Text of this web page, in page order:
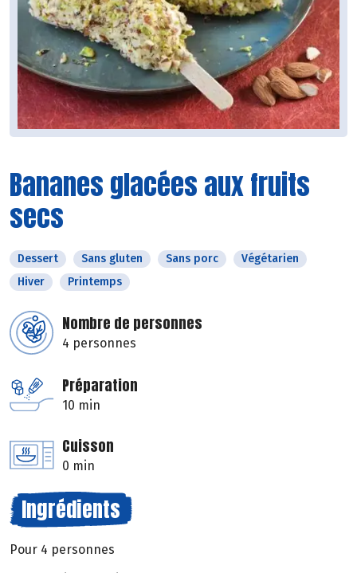
Bananes glacées aux fruits
secs
Dessert Sans gluten Sans porc
Végétarien
Hiver
Printemps
Nombre de personnes
4 personnes
Préparation
10 min
Cuisson
0 min
Ingrédients
Pour 4 personnes